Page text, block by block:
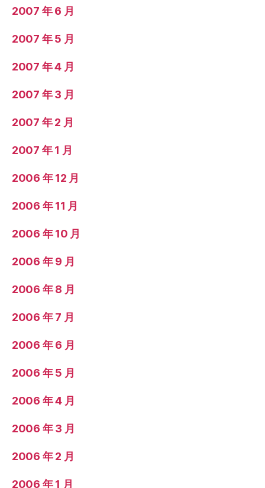
2007 年 6 月
2007 年 5 月
2007 年 4 月
2007 年 3 月
2007 年 2 月
2007 年 1 月
2006 年 12 月
2006 年 11 月
2006 年 10 月
2006 年 9 月
2006 年 8 月
2006 年 7 月
2006 年 6 月
2006 年 5 月
2006 年 4 月
2006 年 3 月
2006 年 2 月
2006 年 1 月